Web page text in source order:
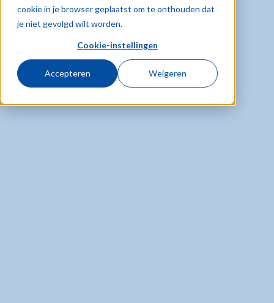
cookie in je browser geplaatst om te onthouden dat
je niet gevolgd wilt worden.
Cookie-instellingen
Accepteren Weigeren